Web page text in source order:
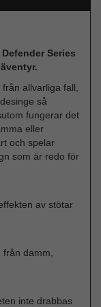
Series
allvarliga fall,
så
fungerar det
eller
och spelar
som är redo för
av stötar
damm,
inte drabbas